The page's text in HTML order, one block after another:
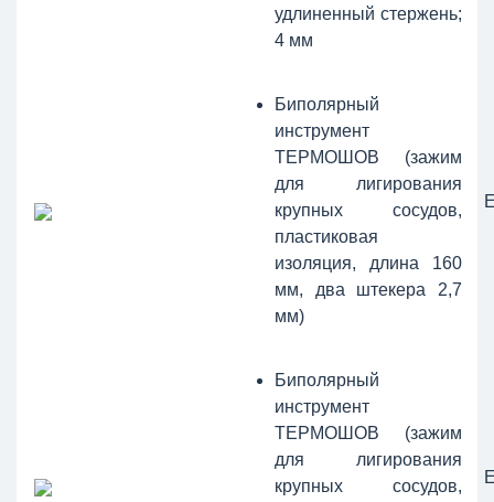
удлиненный стержень;
4 мм
Биполярный
инструмент
ТЕРМОШОВ (зажим
для лигирования
крупных сосудов,
пластиковая
изоляция, длина 160
мм, два штекера 2,7
мм)
Биполярный
инструмент
ТЕРМОШОВ (зажим
для лигирования
крупных сосудов,